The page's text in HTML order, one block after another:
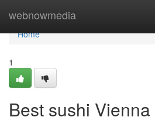
webnowmedia
Home
Home
1
Best sushi Vienna